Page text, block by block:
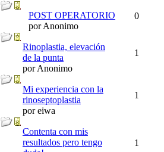
POST OPERATORIO
por Anonimo
0
Rinoplastia, elevación
de la punta
por Anonimo
1
Mi experiencia con la
rinoseptoplastia
por eiwa
1
Contenta con mis
resultados pero tengo
1